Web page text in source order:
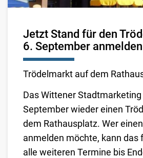
Jetzt Stand für den
6. September anmelden
Trödelmarkt auf dem
Das Wittener
September wieder einen
dem Rathausplatz. Wer
anmelden möchte, kann das
alle weiteren Termine bis